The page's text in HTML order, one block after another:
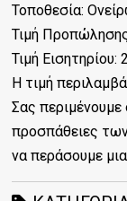
Τοποθεσία:
Τιμή
Τιμή Εισητηρίου:
Η τιμή
Σας περιμένουμε
προσπάθειες
να περάσουμε